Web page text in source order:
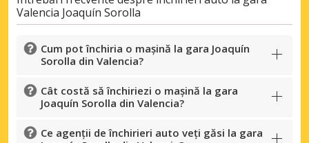
Valencia Joaquín Sorolla
Cum pot închiria o mașină la gara Joaquín
Sorolla din Valencia?
Cât costă să închiriezi o mașină la gara
Joaquín Sorolla din Valencia?
Ce agenții de închirieri auto veți găsi la gara